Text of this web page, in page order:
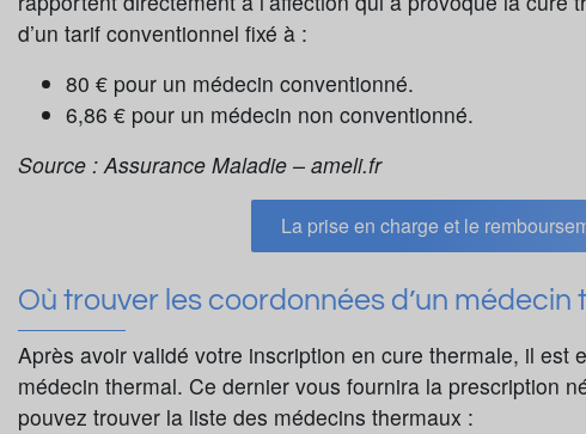
d’un tarif conventionnel fixé à :
80 € pour un médecin conventionné.
6,86 € pour un médecin non conventionné.
Source : Assurance Maladie – ameli.fr
La prise en charge et le
Où trouver les coordonnées d’un médecin
Après avoir validé votre inscription en cure thermale, il est
médecin thermal. Ce dernier vous fournira la prescription
pouvez trouver la liste des médecins thermaux :